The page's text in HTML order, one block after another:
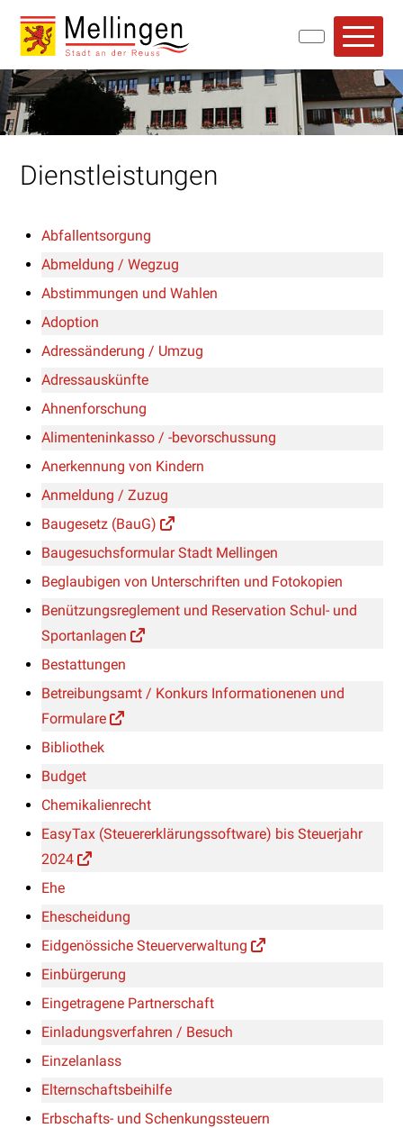
Navigieren in Mellingen
Schnellnavigation
Dienstleistungen
Abfallentsorgung
Abmeldung / Wegzug
Abstimmungen und Wahlen
Adoption
Adressänderung / Umzug
Adressauskünfte
Ahnenforschung
Alimenteninkasso / -bevorschussung
Anerkennung von Kindern
Anmeldung / Zuzug
Baugesetz (BauG)
Baugesuchsformular Stadt Mellingen
Beglaubigen von Unterschriften und Fotokopien
Benützungsreglement und Reservation Schul- und
Sportanlagen
Bestattungen
Betreibungsamt / Konkurs Informationenen und
Formulare
Bibliothek
Budget
Chemikalienrecht
EasyTax (Steuererklärungssoftware) bis Steuerjahr
2024
Ehe
Ehescheidung
Eidgenössiche Steuerverwaltung
Einbürgerung
Eingetragene Partnerschaft
Einladungsverfahren / Besuch
Einzelanlass
Elternschaftsbeihilfe
Erbschafts- und Schenkungssteuern